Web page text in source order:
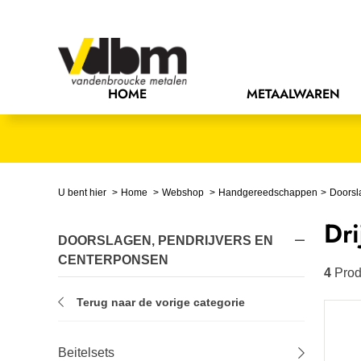
HOME METAALWAREN
Bevestigingsmaterialen
Elektrische componenten
Handgereedschappen
IJzerwaren
Installatietechniek
U bent hier Home Webshop Handgereedschappen
DOORSLAGEN, PENDRIJVERS EN
CENTERPONSEN
Terug naar de vorige categorie
Beitelsets
4